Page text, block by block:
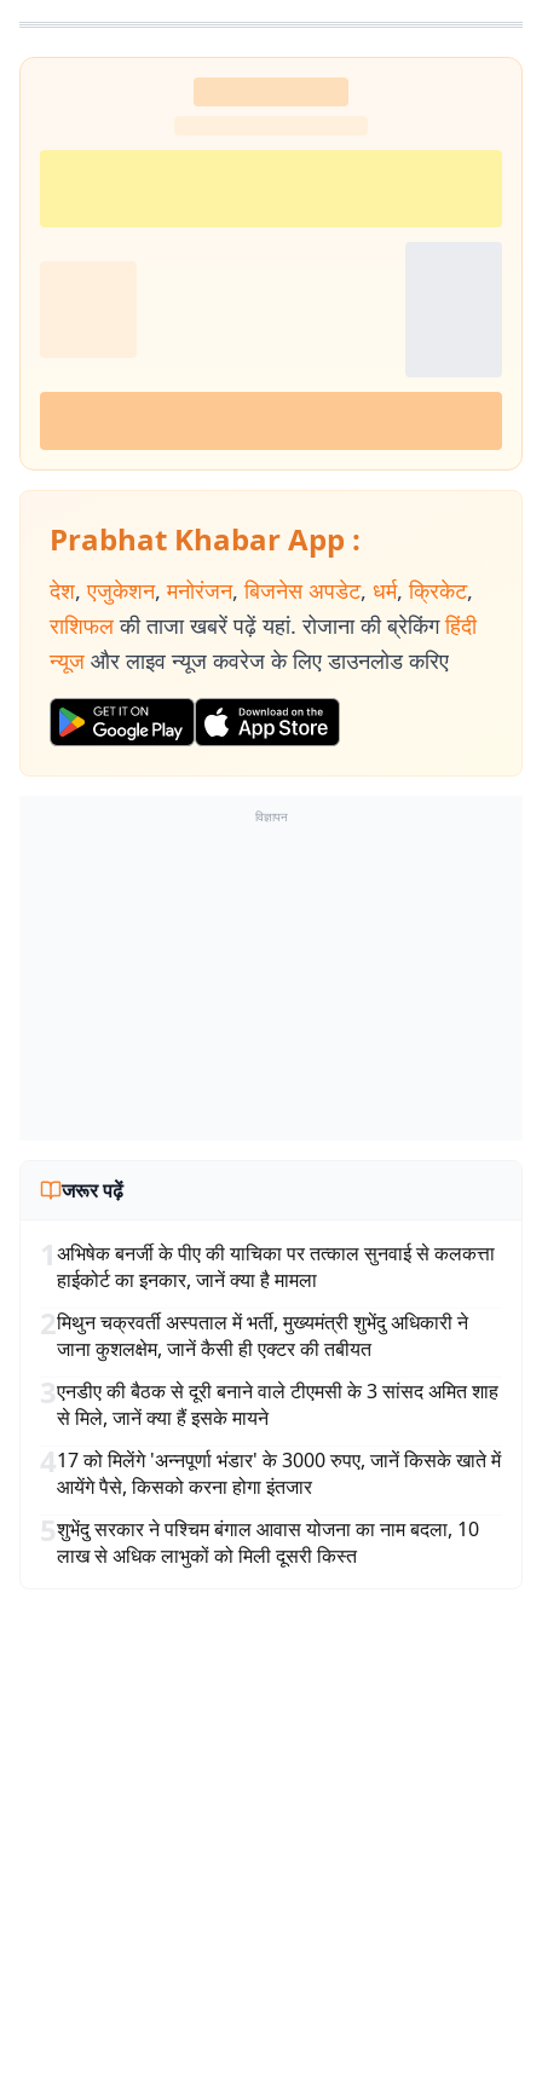
माध्यम से नागरिकों के पास तथ्यात्मक और सही सूचनाएँ, खबर और अपडेट देने का कार्य
कर रहा हूं.
Prabhat Khabar App :
देश, एजुकेशन, मनोरंजन, बिजनेस अपडेट, धर्म, क्रिकेट,
राशिफल की ताजा खबरें पढ़ें यहां. रोजाना की ब्रेकिंग हिंदी
न्यूज और लाइव न्यूज कवरेज के लिए डाउनलोड करिए
विज्ञापन
जरूर पढ़ें
1अभिषेक बनर्जी के पीए की याचिका पर तत्काल सुनवाई से कलकत्ता
हाईकोर्ट का इनकार, जानें क्या है मामला
2मिथुन चक्रवर्ती अस्पताल में भर्ती, मुख्यमंत्री शुभेंदु अधिकारी ने
जाना कुशलक्षेम, जानें कैसी ही एक्टर की तबीयत
3एनडीए की बैठक से दूरी बनाने वाले टीएमसी के 3 सांसद अमित शाह
से मिले, जानें क्या हैं इसके मायने
417 को मिलेंगे 'अन्नपूर्णा भंडार' के 3000 रुपए, जानें किसके खाते में
आयेंगे पैसे, किसको करना होगा इंतजार
5शुभेंदु सरकार ने पश्चिम बंगाल आवास योजना का नाम बदला, 10
लाख से अधिक लाभुकों को मिली दूसरी किस्त